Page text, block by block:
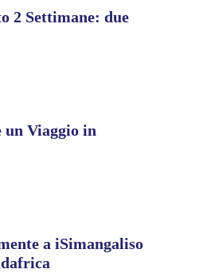
2 Settimane: due
un Viaggio in
a iSimangaliso